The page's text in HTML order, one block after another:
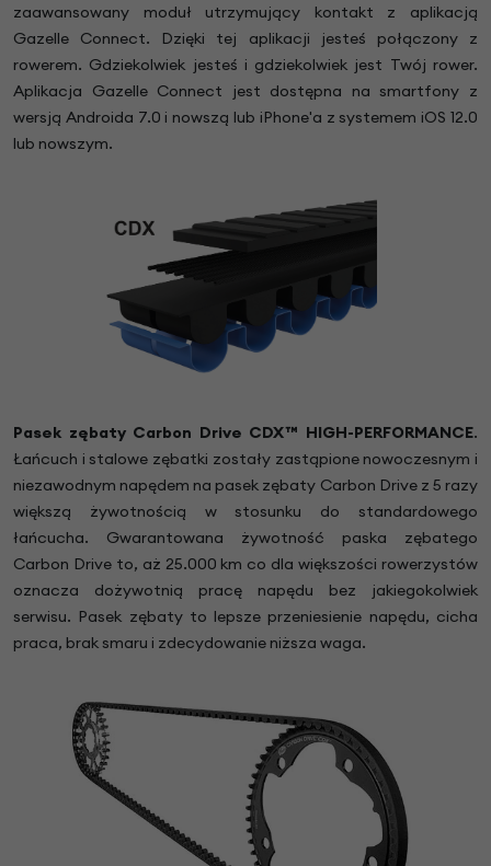
zaawansowany moduł utrzymujący kontakt z aplikacją
Gazelle Connect. Dzięki tej aplikacji jesteś połączony z
rowerem. Gdziekolwiek jesteś i gdziekolwiek jest Twój rower.
Aplikacja Gazelle Connect jest dostępna na smartfony z
wersją Androida 7.0 i nowszą lub iPhone'a z systemem iOS 12.0
lub nowszym.
Pasek zębaty Carbon Drive CDX™ HIGH-PERFORMANCE.
Łańcuch i stalowe zębatki zostały zastąpione nowoczesnym i
niezawodnym napędem na pasek zębaty Carbon Drive z 5 razy
większą żywotnością w stosunku do standardowego
łańcucha. Gwarantowana żywotność paska zębatego
Carbon Drive to, aż 25.000 km co dla większości rowerzystów
oznacza dożywotnią pracę napędu bez jakiegokolwiek
serwisu. Pasek zębaty to lepsze przeniesienie napędu, cicha
praca, brak smaru i zdecydowanie niższa waga.